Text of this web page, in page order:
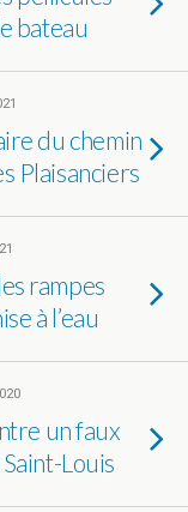
bateau
du chemin
Plaisanciers
rampes
à l’eau
un faux
Louis